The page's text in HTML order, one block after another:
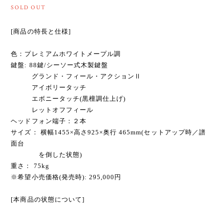
SOLD OUT
[商品の特長と仕様]
色：プレミアムホワイトメープル調
鍵盤: 88鍵/シーソー式木製鍵盤
グランド・フィール・アクションⅡ
アイボリータッチ
エボニータッチ(黒檀調仕上げ)
レットオフフィール
ヘッドフォン端子：２本
サイズ： 横幅1455×高さ925×奥行 465mm(セットアップ時／譜
面台
を倒した状態)
重さ： 75kg
※希望小売価格(発売時): 295,000円
[本商品の状態について]